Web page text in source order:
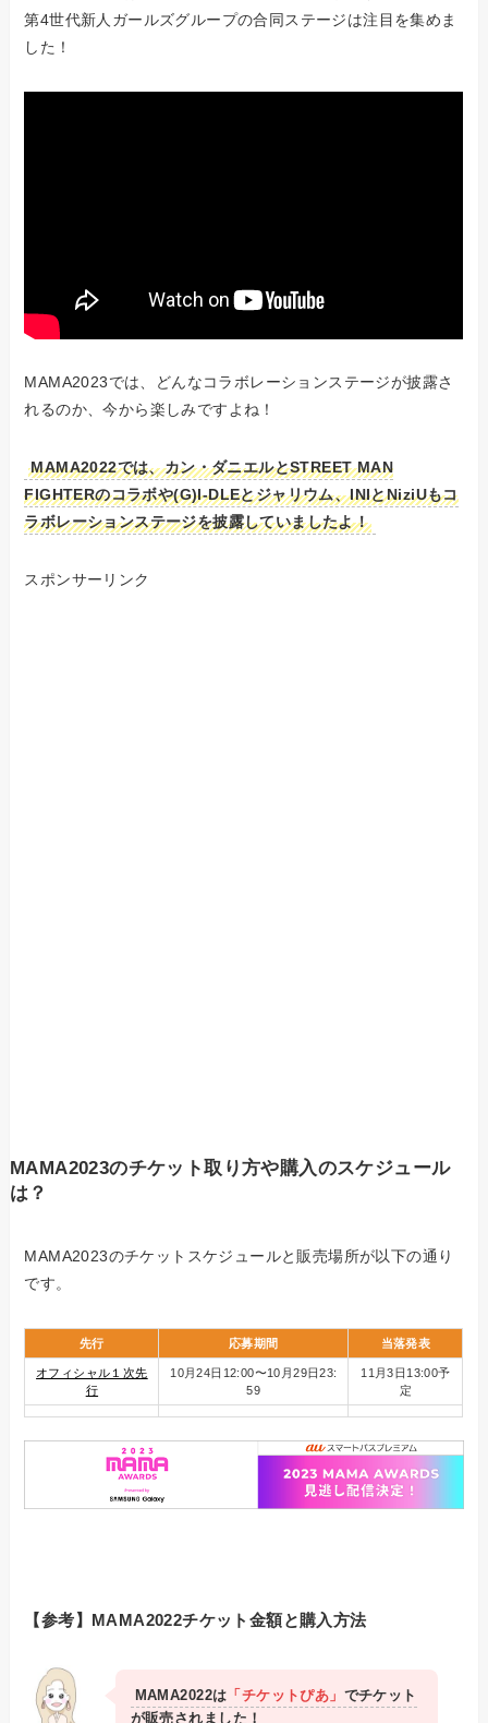
第4世代新人ガールズグループの合同ステージは注目を集めま
した！
MAMA2023では、どんなコラボレーションステージが披露さ
れるのか、今から楽しみですよね！
MAMA2022では、カン・ダニエルとSTREET MAN
FIGHTERのコラボや(G)I-DLEとジャリウム、INIとNiziUもコ
ラボレーションステージを披露していましたよ！
スポンサーリンク
MAMA2023のチケット取り方や購入のスケジュール
は？
MAMA2023のチケットスケジュールと販売場所が以下の通り
です。
先行 応募期間 当落発表
オフィシャル１次先
行
10月24日12:00〜10月29日23:
59
11月3日13:00予
定
【参考】MAMA2022チケット金額と購入方法
MAMA2022は 「チケットぴあ」 でチケット
が販売されました！